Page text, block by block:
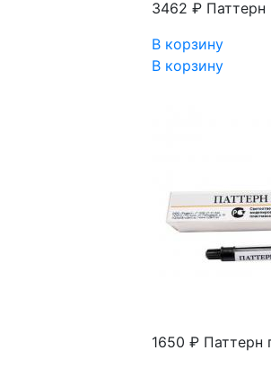
3462 ₽
В корзину
В корзину
1650 ₽ Паттерн